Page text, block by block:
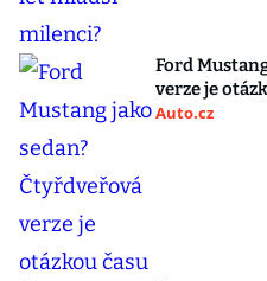
Ford
verze je
Auto.cz